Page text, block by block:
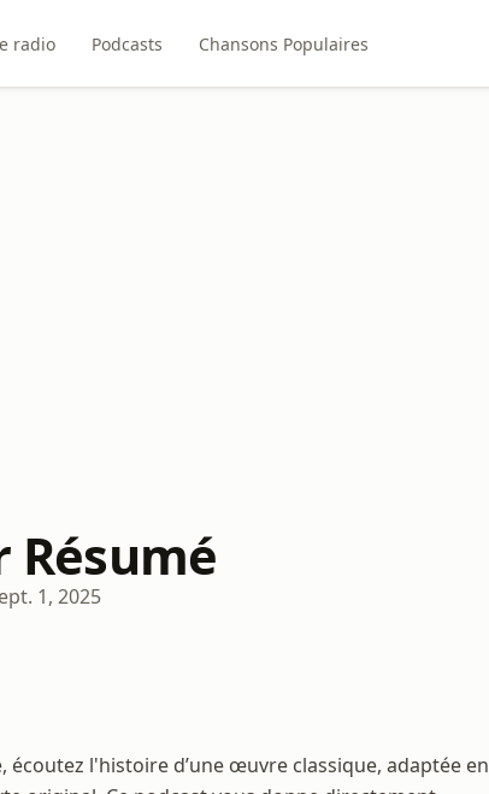
radio Podcasts Chansons Populaires
Résumé
1, 2025
écoutez l'histoire d’une œuvre classique, adaptée en